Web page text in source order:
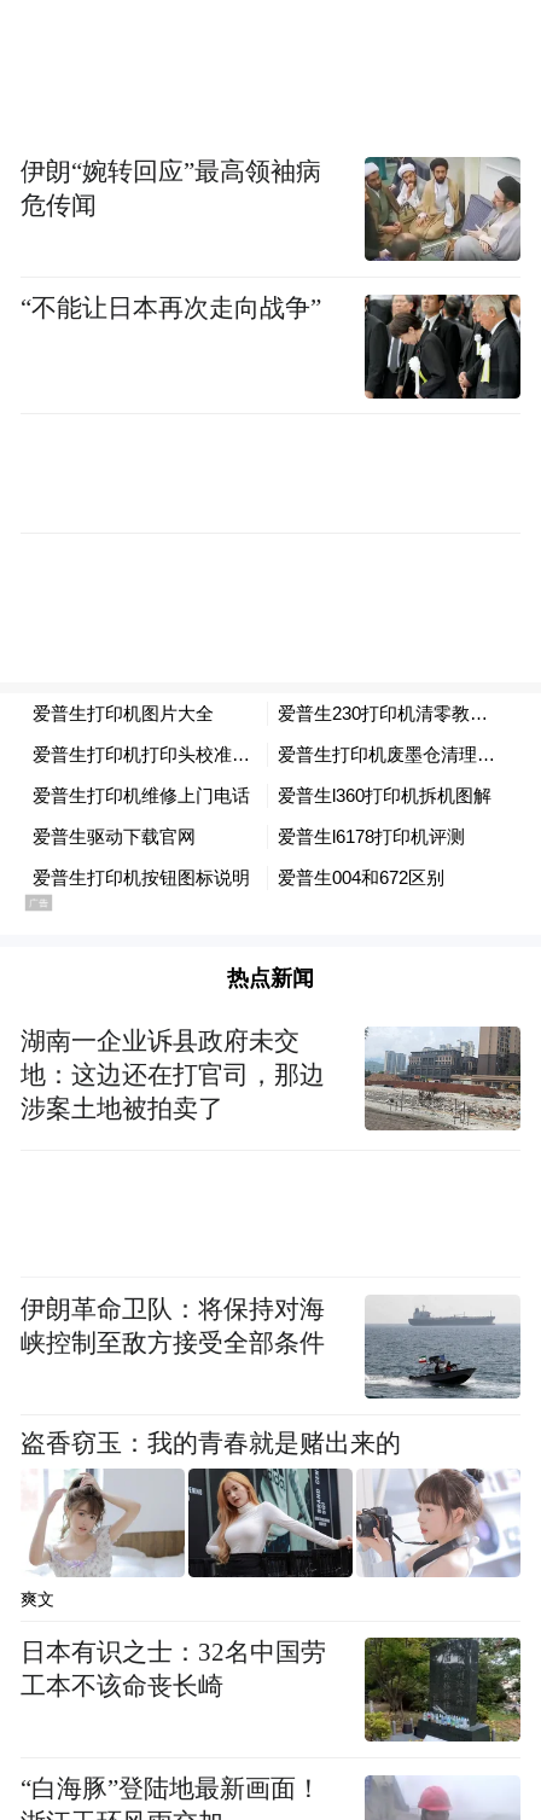
圆润无棱角的包边设计，配合防倾倒、防触
电、无尖锐点的物理安全结构，确保设备在
幼儿园集体环境中经得起长时间的触摸与奔
跑。隐藏式散热系统与一体化走线方案，让
机身表面干净纯粹，没有任何外露线缆，将
“极简”从审美主张转化为物理现实。
幼儿只需说出简单词语，设备即可在墙面实
时绘制色彩斑斓的绘本画面，将语言转化为
视觉。在地面互动模式下，AI实时捕捉动作
轨迹，支持虚拟足球、跳房子等AR体育游
戏，投影随幼儿运动动态调整难度。儿童绘
制的涂鸦作品可通过AI瞬间立体化，成为跃
想象到实现，整个流程平滑无感，孩子始终
是中心。
一体机以AI重构了师幼交互的边界。对教
师，它是高效的教学引擎：一键生成上课教
学，数字人对话与AI创作让课堂活动生动鲜
活；对幼儿，它是无限的创作画布：语音一
元素，配合沉浸式体感互动与情感对话，让
学习在沉浸与创造中自然发生。科技隐于无
当光影消融屏幕的边界，当空间打破框线的
伊朗“婉转回应”最高领袖病
危传闻
“不能让日本再次走向战争”
热点新闻
湖南一企业诉县政府未交
地：这边还在打官司，那边
涉案土地被拍卖了
伊朗革命卫队：将保持对海
峡控制至敌方接受全部条件
盗香窃玉：我的青春就是赌出来的
爽文
日本有识之士：32名中国劳
工本不该命丧长崎
“白海豚”登陆地最新画面！